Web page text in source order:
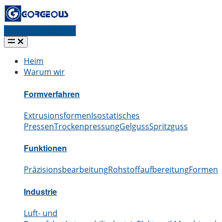
Heim
Warum wir
Formverfahren
ExtrusionsformenIsostatisches
PressenTrockenpressungGelgussSpritzguss
Funktionen
PräzisionsbearbeitungRohstoffaufbereitungFormen
Industrie
Luft- und